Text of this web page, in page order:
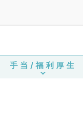
手当/福利厚生